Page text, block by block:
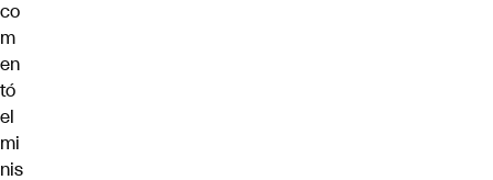
co
m
en
tó
el
mi
nis